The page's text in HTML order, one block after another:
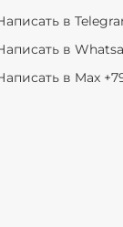
в
в
в Max